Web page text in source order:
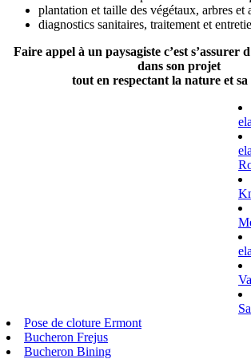
plantation et taille des végétaux, arbres et
diagnostics sanitaires, traitement et
Faire appel à un paysagiste c’est s’assurer
dans son projet
tout en respectant la nature et sa
Pose de cloture Ermont
Bucheron Frejus
Bucheron Bining